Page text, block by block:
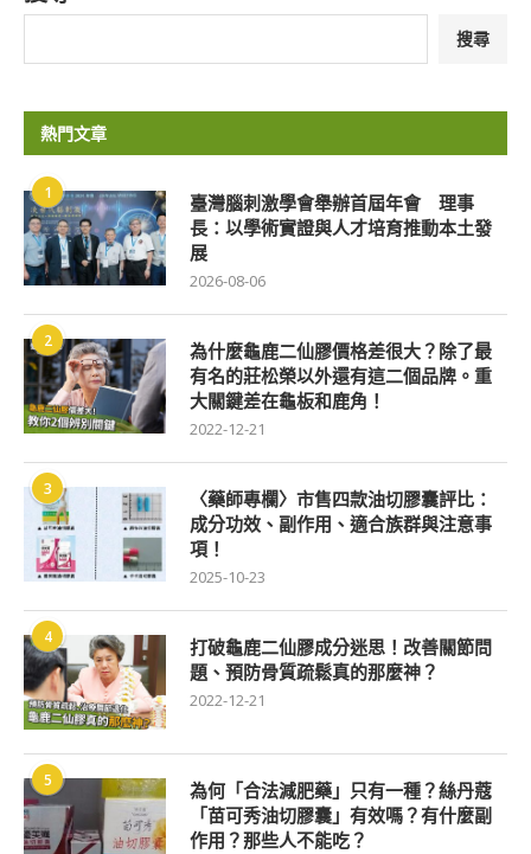
搜尋
熱門文章
1
臺灣腦刺激學會舉辦首屆年會 理事
長：以學術實證與人才培育推動本土發
展
2026-08-06
2
為什麼龜鹿二仙膠價格差很大？除了最
有名的莊松榮以外還有這二個品牌。重
大關鍵差在龜板和鹿角！
2022-12-21
3
〈藥師專欄〉市售四款油切膠囊評比：
成分功效、副作用、適合族群與注意事
項！
2025-10-23
4
打破龜鹿二仙膠成分迷思！改善關節問
題、預防骨質疏鬆真的那麼神？
2022-12-21
5
為何「合法減肥藥」只有一種？絲丹蔻
「苗可秀油切膠囊」有效嗎？有什麼副
作用？那些人不能吃？